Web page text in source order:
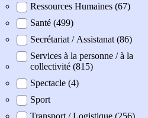
Ressources Humaines (67)
Santé (499)
Secrétariat / Assistanat (86)
Services à la personne / à la
collectivité (815)
Spectacle (4)
Sport
Transport / Logistique (256)